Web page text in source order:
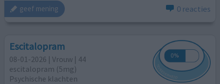
geef mening 0 reacties
Escitalopram
08-01-2026 | Vrouw | 44
escitalopram (5mg)
Psychische klachten